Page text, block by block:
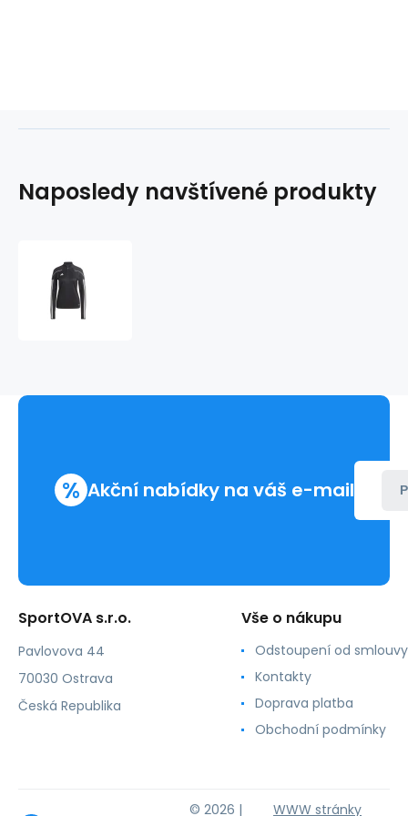
Naposledy navštívené produkty
-
% Akční nabídky na váš e-mail
SportOVA s.r.o.
Pavlovova 44
70030 Ostrava
Česká Republika
Vše o nákupu
Odstoupení od smlouvy
Kontakty
Doprava platba
Obchodní podmínky
© 2026 | WWW stránky